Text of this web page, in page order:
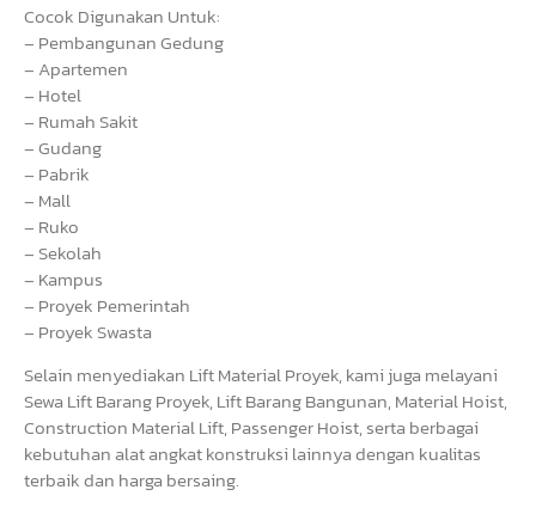
Cocok Digunakan Untuk:
– Pembangunan Gedung
– Apartemen
– Hotel
– Rumah Sakit
– Gudang
– Pabrik
– Mall
– Ruko
– Sekolah
– Kampus
– Proyek Pemerintah
– Proyek Swasta
Selain menyediakan Lift Material Proyek, kami juga melayani
Sewa Lift Barang Proyek, Lift Barang Bangunan, Material Hoist,
Construction Material Lift, Passenger Hoist, serta berbagai
kebutuhan alat angkat konstruksi lainnya dengan kualitas
terbaik dan harga bersaing.